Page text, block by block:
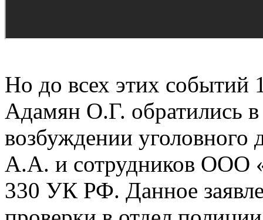
Но до всех этих
Адамян О.Г. обратились
возбуждении
А.А. и сотрудников ООО
330 УК РФ. Данное